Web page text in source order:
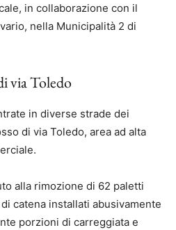
in collaborazione con il
nella Municipalità 2 di
via Toledo
in diverse strade dei
di via Toledo, area ad alta
alla rimozione di 62 paletti
catena installati abusivamente
porzioni di carreggiata e